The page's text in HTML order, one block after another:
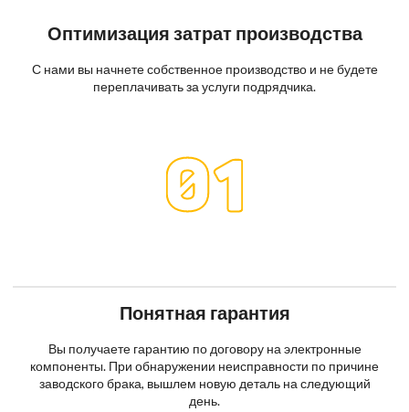
Оптимизация затрат производства
С нами вы начнете собственное производство и не будете
переплачивать за услуги подрядчика.
Понятная гарантия
Вы получаете гарантию по договору на электронные
компоненты. При обнаружении неисправности по причине
заводского брака, вышлем новую деталь на следующий
день.